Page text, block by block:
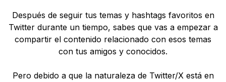
Después de seguir tus temas y hashtags favoritos en
Twitter durante un tiempo, sabes que vas a empezar a
compartir el contenido relacionado con esos temas
con tus amigos y conocidos.
Pero debido a que la naturaleza de Twitter/X está en